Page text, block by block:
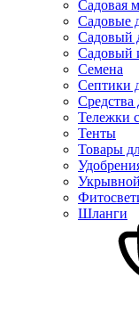
Садовая
Садовые
Садовый
Садовый
Семена
Септики
Средства
Тележки
Тенты
Товары
Шланги